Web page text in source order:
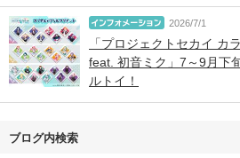
2026/7/1
「プロジェクトセカイ カ
feat. 初音ミク」7～9月下
ルトイ！
ブログ内検索